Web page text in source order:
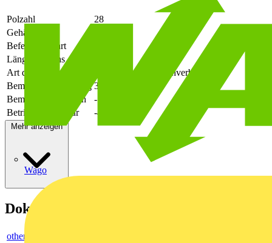
Wago
Polzahl
28
Gehäusefarbe
Befestigungsart
Länge des Pins
Art der Verbindung
flexibler Leiterplattenverbinder
Bemessungsspannung 320
Bemessungsstrom In
-
Betriebstemperatur
-40 - 105
Mehr anzeigen
Dokumente
others